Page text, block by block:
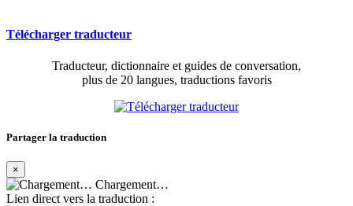
Télécharger traducteur
Traducteur, dictionnaire et guides de conversation,
plus de 20 langues, traductions favoris
Partager la traduction
×
Chargement…
Lien direct vers la traduction :